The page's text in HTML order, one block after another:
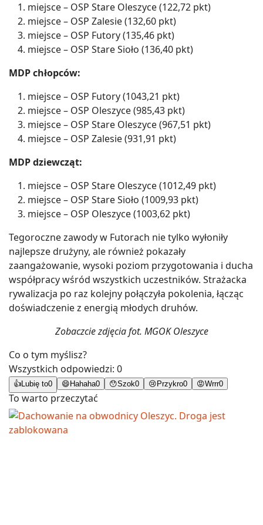
miejsce – OSP Stare Oleszyce (122,72 pkt)
miejsce – OSP Zalesie (132,60 pkt)
miejsce – OSP Futory (135,46 pkt)
miejsce – OSP Stare Sioło (136,40 pkt)
MDP chłopców:
miejsce – OSP Futory (1043,21 pkt)
miejsce – OSP Oleszyce (985,43 pkt)
miejsce – OSP Stare Oleszyce (967,51 pkt)
miejsce – OSP Zalesie (931,91 pkt)
MDP dziewcząt:
miejsce – OSP Stare Oleszyce (1012,49 pkt)
miejsce – OSP Stare Sioło (1009,93 pkt)
miejsce – OSP Oleszyce (1003,62 pkt)
Tegoroczne zawody w Futorach nie tylko wyłoniły
najlepsze drużyny, ale również pokazały
zaangażowanie, wysoki poziom przygotowania i ducha
współpracy wśród wszystkich uczestników. Strażacka
rywalizacja po raz kolejny połączyła pokolenia, łącząc
doświadczenie z energią młodych druhów.
Zobaczcie zdjęcia fot. MGOK Oleszyce
Co o tym myślisz?
Wszystkich odpowiedzi: 0
👍 Lubię to0 😄 Hahaha0 😯Szok0 😢 Przykro0 😡Wrrr0
To warto przeczytać